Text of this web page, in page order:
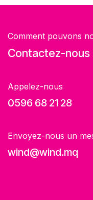
Comment pouvons
Contactez-
Appelez-nous
0596 68 21 28
Envoyez-nous un
wind@wind.mq